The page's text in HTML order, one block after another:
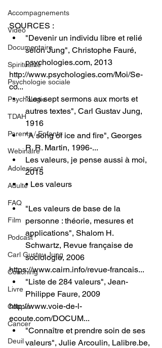
Accompagnements
Vidéo
Documentaire
Spiritualité
Psychologie sociale
Psychologie
TDAH
Parents / Enfants
Webinaire
Adolescent
Adulte
FAQ
Film
Podcast
Carl Gustav Jung
Coaching
Livre
Couple
Cancer
Deuil
SOURCES :
"Devenir un individu libre et relié
selon Jung", Christophe Fauré,
psychologies.com, 2013
http://www.psychologies.com/Moi/Se-
co...
"Les sept sermons aux morts et
autres textes", Carl Gustav Jung,
1916
"A song of ice and fire", Georges
R. R. Martin, 1996-...
Les valeurs, je pense aussi à moi,
2015
• Les valeurs
"Les valeurs de base de la
personne : théorie, mesures et
applications", Shalom H.
Schwartz, Revue française de
sociologie, 2006
https://www.cairn.info/revue-francais...
"Liste de 284 valeurs", Jean-
Philippe Faure, 2009
http://www.voie-de-l-
ecoute.com/DOCUM...
"Connaître et prendre soin de ses
valeurs", Julie Arcoulin, Lalibre.be,